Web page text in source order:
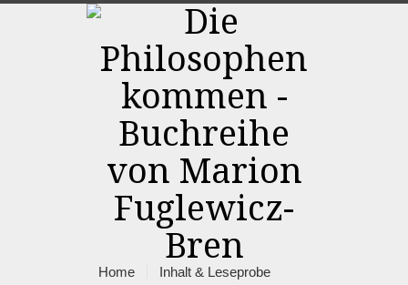
Home
Inhalt & Leseprobe